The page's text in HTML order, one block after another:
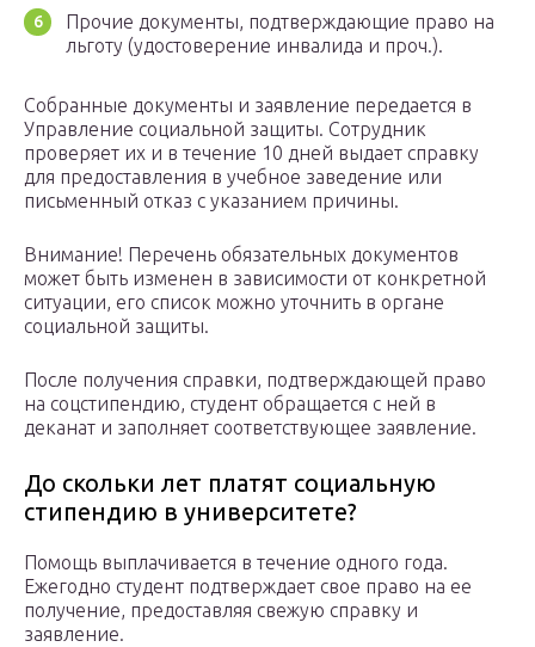
Прочие документы, подтверждающие право на
льготу (удостоверение инвалида и проч.).
Собранные документы и заявление передается в
Управление социальной защиты. Сотрудник
проверяет их и в течение 10 дней выдает справку
для предоставления в учебное заведение или
письменный отказ с указанием причины.
Внимание! Перечень обязательных документов
может быть изменен в зависимости от конкретной
ситуации, его список можно уточнить в органе
социальной защиты.
После получения справки, подтверждающей право
на соцстипендию, студент обращается с ней в
деканат и заполняет соответствующее заявление.
До скольки лет платят социальную
стипендию в университете?
Помощь выплачивается в течение одного года.
Ежегодно студент подтверждает свое право на ее
получение, предоставляя свежую справку и
заявление.